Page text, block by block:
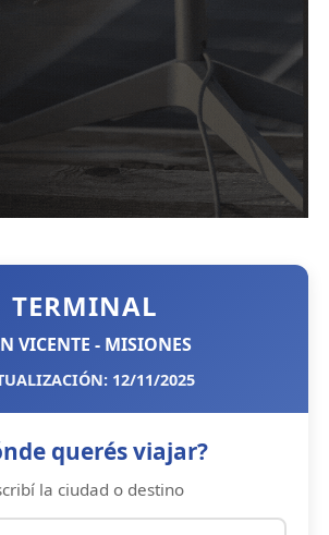
TERMINAL
VICENTE - MISIONES
12/11/2025
querés viajar?
la ciudad o destino